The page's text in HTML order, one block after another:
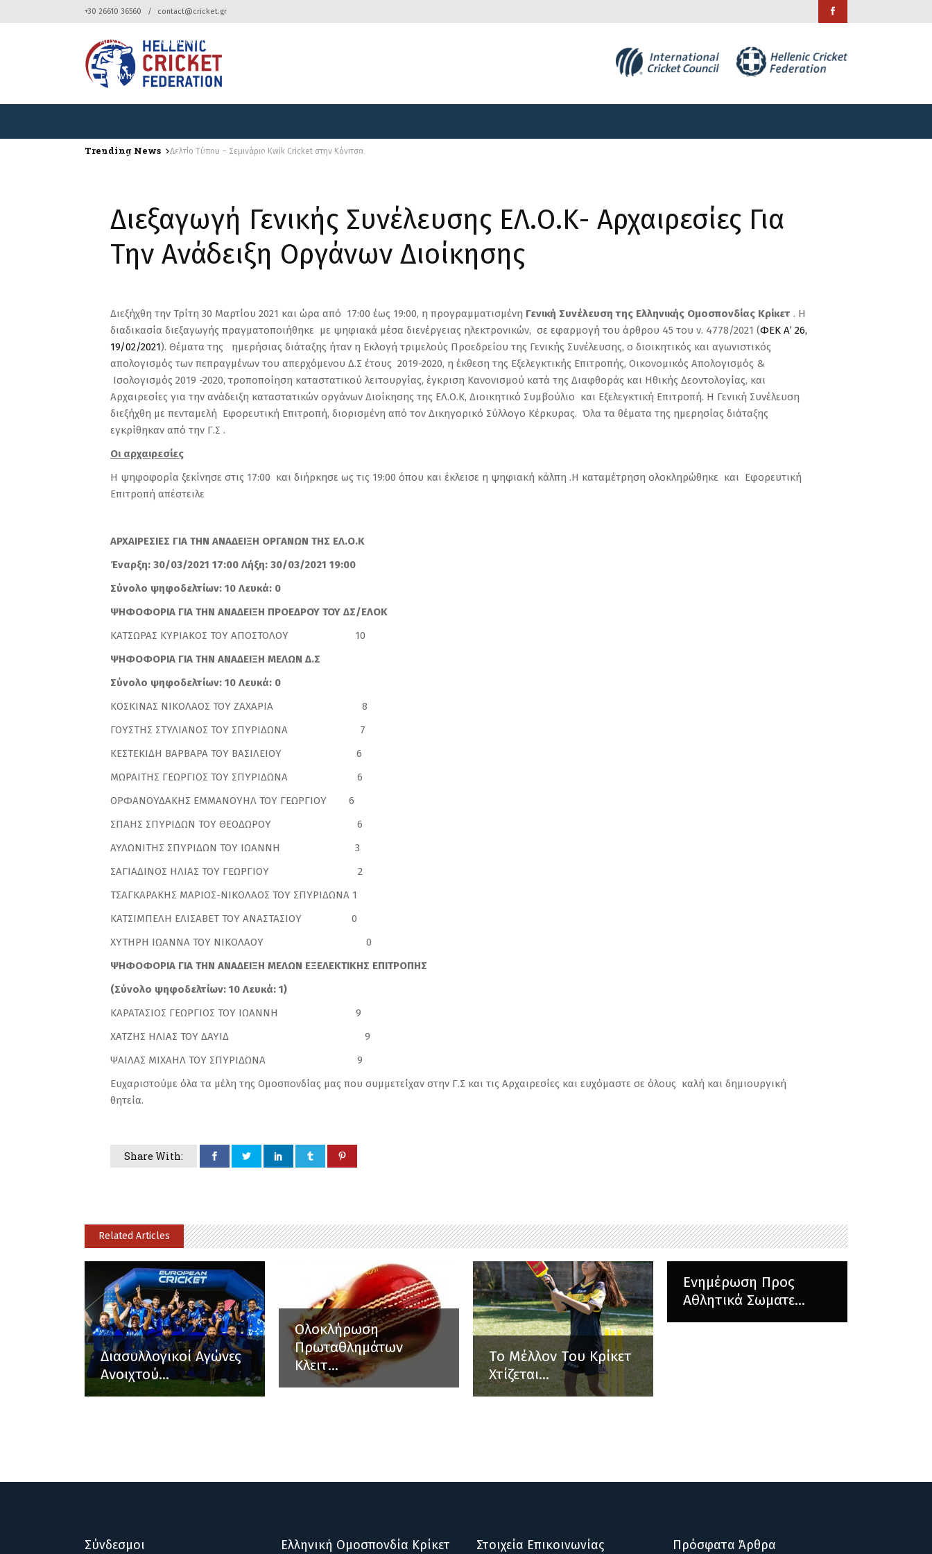
+30 26610 36560 contact@cricket.gr
Αρχική Ομοσπονδία Κρίκετ Διοργανώσεις
Αρχική Ομοσπονδία
Ελληνικά
Trending News Δελτίο Τύπου – Σεμινάριο Kwik Cricket στην Κόνιτσα
Διεξαγωγή Γενικής Συνέλευσης ΕΛ.Ο.Κ- Αρχαιρεσίες Για
Την Ανάδειξη Οργάνων Διοίκησης
Διεξήχθη την Τρίτη 30 Μαρτίου 2021 και ώρα από 17:00 έως 19:00, η προγραμματισμένη Γενική Συνέλευση της Ελληνικής Ομοσπονδίας Κρίκετ . Η
διαδικασία διεξαγωγής πραγματοποιήθηκε με ψηφιακά μέσα διενέργειας ηλεκτρονικών, σε εφαρμογή του άρθρου 45 του ν. 4778/2021 (ΦΕΚ Α’ 26,
19/02/2021). Θέματα της ημερήσιας διάταξης ήταν η Εκλογή τριμελούς Προεδρείου της Γενικής Συνέλευσης, ο διοικητικός και αγωνιστικός
απολογισμός των πεπραγμένων του απερχόμενου Δ.Σ έτους 2019-2020, η έκθεση της Εξελεγκτικής Επιτροπής, Οικονομικός Απολογισμός &
Ισολογισμός 2019 -2020, τροποποίηση καταστατικού λειτουργίας, έγκριση Κανονισμού κατά της Διαφθοράς και Ηθικής Δεοντολογίας, και
Αρχαιρεσίες για την ανάδειξη καταστατικών οργάνων Διοίκησης της ΕΛ.Ο.Κ, Διοικητικό Συμβούλιο και Εξελεγκτική Επιτροπή. Η Γενική Συνέλευση
διεξήχθη με πενταμελή Εφορευτική Επιτροπή, διορισμένη από τον Δικηγορικό Σύλλογο Κέρκυρας. Όλα τα θέματα της ημερησίας διάταξης
εγκρίθηκαν από την Γ.Σ .
Οι αρχαιρεσίες
Η ψηφοφορία ξεκίνησε στις 17:00 και διήρκησε ως τις 19:00 όπου και έκλεισε η ψηφιακή κάλπη .Η καταμέτρηση ολοκληρώθηκε και Εφορευτική
Επιτροπή απέστειλε
ΑΡΧΑΙΡΕΣΙΕΣ ΓΙΑ ΤΗΝ ΑΝΑΔΕΙΞΗ ΟΡΓΑΝΩΝ ΤΗΣ ΕΛ.Ο.Κ
Έναρξη: 30/03/2021 17:00 Λήξη: 30/03/2021 19:00
Σύνολο ψηφοδελτίων: 10 Λευκά: 0
ΨΗΦΟΦΟΡΙΑ ΓΙΑ ΤΗΝ ΑΝΑΔΕΙΞΗ ΠΡΟΕΔΡΟΥ ΤΟΥ ΔΣ/ΕΛΟΚ
ΚΑΤΣΩΡΑΣ ΚΥΡΙΑΚΟΣ ΤΟΥ ΑΠΟΣΤΟΛΟΥ 10
ΨΗΦΟΦΟΡΙΑ ΓΙΑ ΤΗΝ ΑΝΑΔΕΙΞΗ ΜΕΛΩΝ Δ.Σ
Σύνολο ψηφοδελτίων: 10 Λευκά: 0
ΚΟΣΚΙΝΑΣ ΝΙΚΟΛΑΟΣ ΤΟΥ ΖΑΧΑΡΙΑ 8
ΓΟΥΣΤΗΣ ΣΤΥΛΙΑΝΟΣ ΤΟΥ ΣΠΥΡΙΔΩΝΑ 7
ΚΕΣΤΕΚΙΔΗ ΒΑΡΒΑΡΑ ΤΟΥ ΒΑΣΙΛΕΙΟΥ 6
ΜΩΡΑΙΤΗΣ ΓΕΩΡΓΙΟΣ ΤΟΥ ΣΠΥΡΙΔΩΝΑ 6
ΟΡΦΑΝΟΥΔΑΚΗΣ ΕΜΜΑΝΟΥΗΛ ΤΟΥ ΓΕΩΡΓΙΟΥ 6
ΣΠΑΗΣ ΣΠΥΡΙΔΩΝ ΤΟΥ ΘΕΟΔΩΡΟΥ 6
ΑΥΛΩΝΙΤΗΣ ΣΠΥΡΙΔΩΝ ΤΟΥ ΙΩΑΝΝΗ 3
ΣΑΓΙΑΔΙΝΟΣ ΗΛΙΑΣ ΤΟΥ ΓΕΩΡΓΙΟΥ 2
ΤΣΑΓΚΑΡΑΚΗΣ ΜΑΡΙΟΣ-ΝΙΚΟΛΑΟΣ ΤΟΥ ΣΠΥΡΙΔΩΝΑ 1
ΚΑΤΣΙΜΠΕΛΗ ΕΛΙΣΑΒΕΤ ΤΟΥ ΑΝΑΣΤΑΣΙΟΥ 0
ΧΥΤΗΡΗ ΙΩΑΝΝΑ ΤΟΥ ΝΙΚΟΛΑΟΥ 0
ΨΗΦΟΦΟΡΙΑ ΓΙΑ ΤΗΝ ΑΝΑΔΕΙΞΗ ΜΕΛΩΝ ΕΞΕΛΕΚΤΙΚΗΣ ΕΠΙΤΡΟΠΗΣ
(Σύνολο ψηφοδελτίων: 10 Λευκά: 1)
ΚΑΡΑΤΑΣΙΟΣ ΓΕΩΡΓΙΟΣ ΤΟΥ ΙΩΑΝΝΗ 9
ΧΑΤΖΗΣ ΗΛΙΑΣ ΤΟΥ ΔΑΥΙΔ 9
ΨΑΙΛΑΣ ΜΙΧΑΗΛ ΤΟΥ ΣΠΥΡΙΔΩΝΑ 9
Ευχαριστούμε όλα τα μέλη της Ομοσπονδίας μας που συμμετείχαν στην Γ.Σ και τις Αρχαιρεσίες και ευχόμαστε σε όλους καλή και δημιουργική
θητεία.
Share With:
Related Articles
Διασυλλογικοί Αγώνες
Ανοιχτού...
Ολοκλήρωση
Πρωταθλημάτων
Κλειτ...
Το Μέλλον Του Κρίκετ
Χτίζεται...
Ενημέρωση Προς
Αθλητικά Σωματε...
Σύνδεσμοι Ελληνική Ομοσπονδία Κρίκετ Στοιχεία Επικοινωνίας Πρόσφατα Άρθρα